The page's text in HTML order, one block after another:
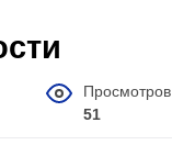
Просмотров
51